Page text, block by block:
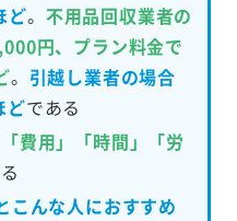
ど。 不用品回収業者の
円、プラン料金で
。 引越し業者の場合
どである
「費用」「時間」「労
こんな人におすすめ